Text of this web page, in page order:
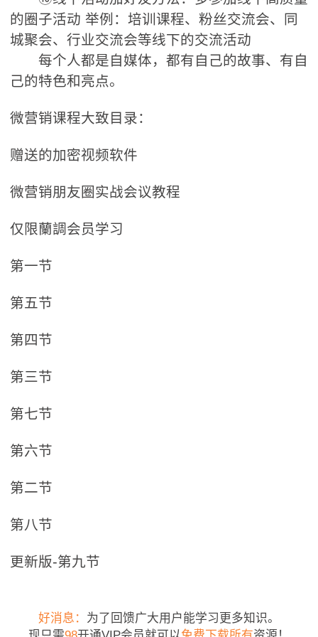
的圈子活动 举例：培训课程、粉丝交流会、同
城聚会、行业交流会等线下的交流活动
每个人都是自媒体，都有自己的故事、有自
己的特色和亮点。
微营销课程大致目录：
赠送的加密视频软件
微营销朋友圈实战会议教程
仅限蘭調会员学习
第一节
第五节
第四节
第三节
第七节
第六节
第二节
第八节
更新版-第九节
好消息： 为了回馈广大用户能学习更多知识。